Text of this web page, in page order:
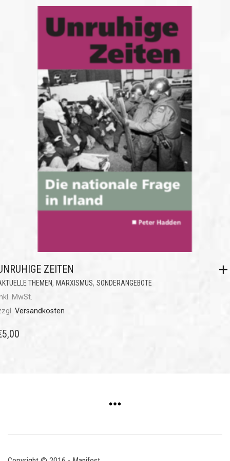
ZEITEN
THEMEN, MARXISMUS, SONDERANGEBOTE
MwSt.
Versandkosten
5,00